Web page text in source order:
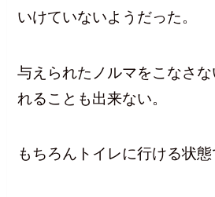
いけていないようだった。
与えられたノルマをこなさ
れることも出来ない。
もちろんトイレに行ける状態